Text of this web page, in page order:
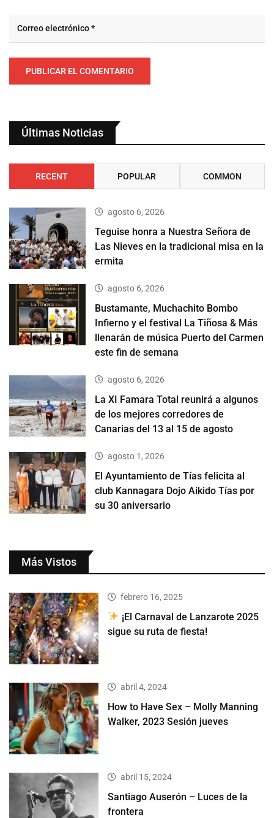
Últimas Noticias
RECENT POPULAR COMMON
agosto 6, 2026
Teguise honra a Nuestra Señora de
Las Nieves en la tradicional misa en la
ermita
agosto 6, 2026
Bustamante, Muchachito Bombo
Infierno y el festival La Tiñosa & Más
llenarán de música Puerto del Carmen
este fin de semana
agosto 6, 2026
La XI Famara Total reunirá a algunos
de los mejores corredores de
Canarias del 13 al 15 de agosto
agosto 1, 2026
El Ayuntamiento de Tías felicita al
club Kannagara Dojo Aikido Tías por
su 30 aniversario
Más Vistos
febrero 16, 2025
¡El Carnaval de Lanzarote 2025
sigue su ruta de fiesta!
abril 4, 2024
How to Have Sex – Molly Manning
Walker, 2023 Sesión jueves
abril 15, 2024
Santiago Auserón – Luces de la
frontera